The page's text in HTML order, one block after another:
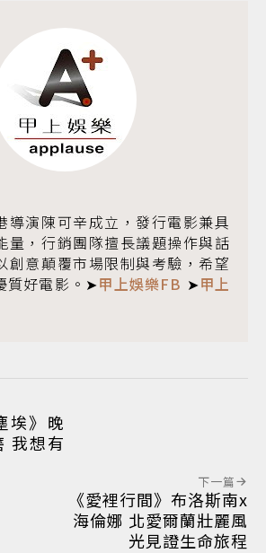
導演陳可辛成立，發行電影兼具
量，行銷團隊擅長議題操作與話
創意顛覆市場限制與考驗，希望
質好電影。➤甲上娛樂FB ➤甲上
埃》晚
我想有
下一篇
《愛裡行間》布洛斯南x
海倫娜 北愛爾蘭壯麗風
光見證生命旅程